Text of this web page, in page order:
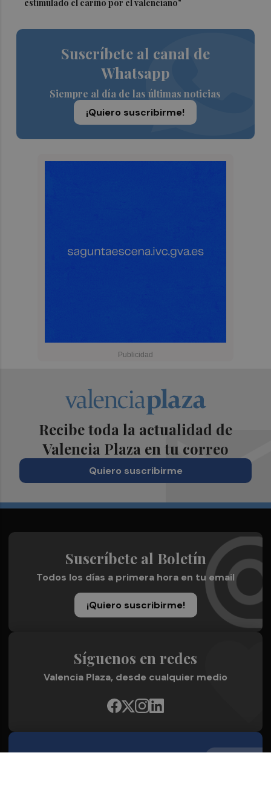
estimulado el cariño por el valenciano"
Suscríbete al canal de
Whatsapp
Siempre al día de las últimas noticias
¡Quiero suscribirme!
Recibe toda la actualidad de
Valencia Plaza en tu correo
Quiero suscribirme
Suscríbete al Boletín
Todos los días a primera hora en tu email
¡Quiero suscribirme!
Síguenos en redes
Valencia Plaza, desde cualquier medio
Quienes Somos